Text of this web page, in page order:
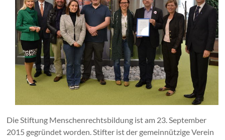
Die Stiftung Menschenrechtsbildung ist am 23. September
2015 gegründet worden. Stifter ist der gemeinnützige Verein